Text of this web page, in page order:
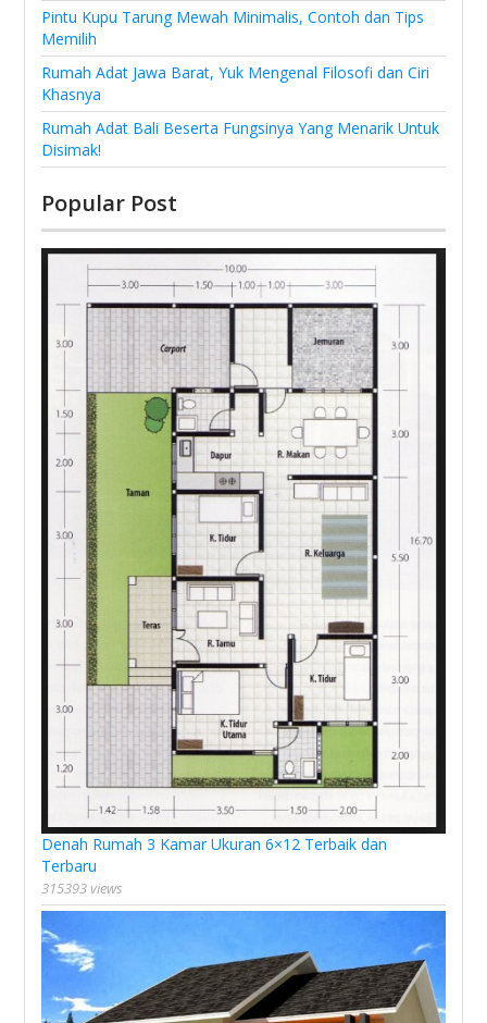
Pintu Kupu Tarung Mewah Minimalis, Contoh dan Tips
Memilih
Rumah Adat Jawa Barat, Yuk Mengenal Filosofi dan Ciri
Khasnya
Rumah Adat Bali Beserta Fungsinya Yang Menarik Untuk
Disimak!
Popular Post
Denah Rumah 3 Kamar Ukuran 6×12 Terbaik dan
Terbaru
315393 views